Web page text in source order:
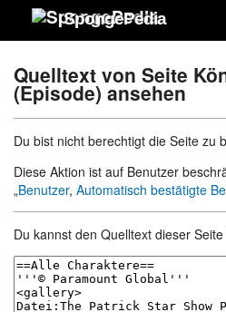
SpongePedia
Quelltext von Seite
(Episode) ansehen
Du bist nicht berechtigt die Seite zu
Diese Aktion ist auf Benutzer
„Benutzer, Automatisch bestätigte
Du kannst den Quelltext dieser